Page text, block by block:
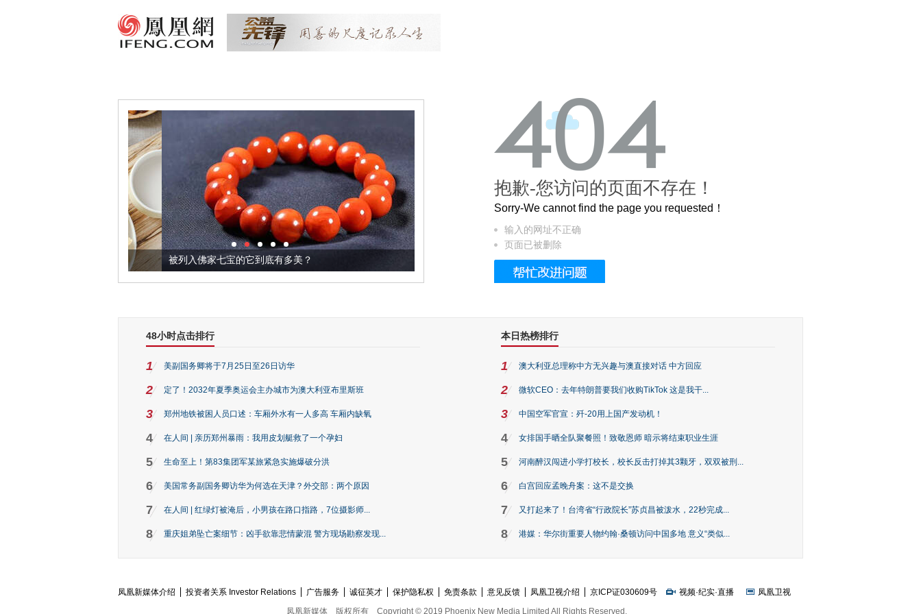
被列入佛家七宝的它到底有多美？ 这个3.2米的长卷，还原了600岁的紫禁城
抱歉-您访问的页面不存在！
Sorry-We cannot find the page you requested！
输入的网址不正确
页面已被删除
48小时点击排行
1 美副国务卿将于7月25日至26日访华
2 定了！2032年夏季奥运会主办城市为澳大利亚布里斯班
3 郑州地铁被困人员口述：车厢外水有一人多高 车厢内缺氧
4 在人间 | 亲历郑州暴雨：我用皮划艇救了一个孕妇
5 生命至上！第83集团军某旅紧急实施爆破分洪
6 美国常务副国务卿访华为何选在天津？外交部：两个原因
7 在人间 | 红绿灯被淹后，小男孩在路口指路，7位摄影师...
8 重庆姐弟坠亡案细节：凶手欲靠悲情蒙混 警方现场勘察发现...
本日热榜排行
1 澳大利亚总理称中方无兴趣与澳直接对话 中方回应
2 微软CEO：去年特朗普要我们收购TikTok 这是我干...
3 中国空军官宣：歼-20用上国产发动机！
4 女排国手晒全队聚餐照！致敬恩师 暗示将结束职业生涯
5 河南醉汉闯进小学打校长，校长反击打掉其3颗牙，双双被刑...
6 白宫回应孟晚舟案：这不是交换
7 又打起来了！台湾省“行政院长”苏贞昌被泼水，22秒完成...
8 港媒：华尔街重要人物约翰·桑顿访问中国多地 意义“类似...
凤凰新媒体介绍 投资者关系 Investor Relations 广告服务 诚征英才 保护隐私权 免责条款 意见反馈 凤凰卫视介绍 京ICP证030609号 视频·纪实·直播
凤凰卫视
凤凰新媒体
版权所有 Copyright © 2019 Phoenix New Media Limited All Rights Reserved.